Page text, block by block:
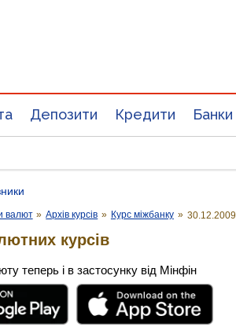
Депозити Кредити Банки
валют » Архів курсів » Курс міжбанку » 30.12.2009
курсів
теперь і в застосунку від Мінфін